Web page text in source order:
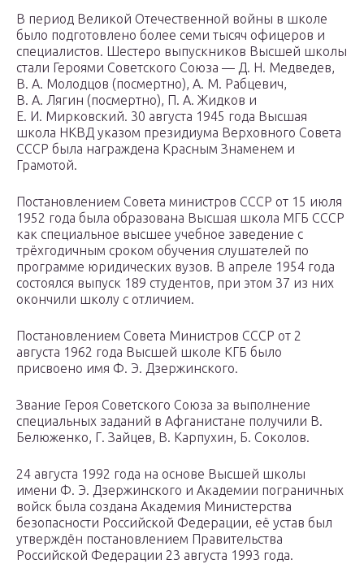
В период Великой Отечественной войны в школе
было подготовлено более семи тысяч офицеров и
специалистов. Шестеро выпускников Высшей школы
стали Героями Советского Союза — Д. Н. Медведев,
В. А. Молодцов (посмертно), A. M. Рабцевич,
В. А. Лягин (посмертно), П. А. Жидков и
Е. И. Мирковский. 30 августа 1945 года Высшая
школа НКВД указом президиума Верховного Совета
СССР была награждена Красным Знаменем и
Грамотой.
Постановлением Совета министров СССР от 15 июля
1952 года была образована Высшая школа МГБ СССР
как специальное высшее учебное заведение с
трёхгодичным сроком обучения слушателей по
программе юридических вузов. В апреле 1954 года
состоялся выпуск 189 студентов, при этом 37 из них
окончили школу с отличием.
Постановлением Совета Министров СССР от 2
августа 1962 года Высшей школе КГБ было
присвоено имя Ф. Э. Дзержинского.
Звание Героя Советского Союза за выполнение
специальных заданий в Афганистане получили В.
Белюженко, Г. Зайцев, В. Карпухин, Б. Соколов.
24 августа 1992 года на основе Высшей школы
имени Ф. Э. Дзержинского и Академии пограничных
войск была создана Академия Министерства
безопасности Российской Федерации, её устав был
утверждён постановлением Правительства
Российской Федерации 23 августа 1993 года.